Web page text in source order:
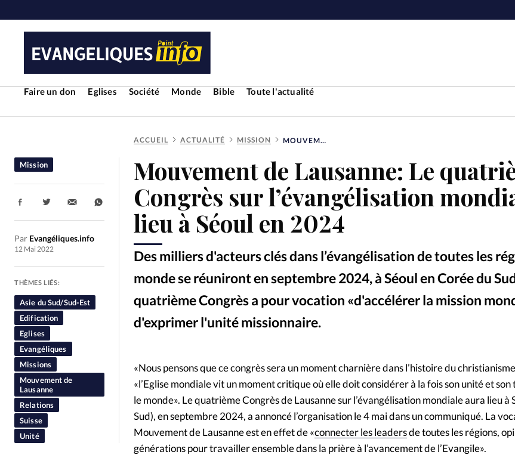
Faire un don Eglises Société Monde Bible
Toute l'actualité
RUBRIQUES
Toute l'actualité Bible
Culture
Economie
Eglises Histoire
Laicité
Liberté religieuse
Mission
Monde
People
Politique Religions Société
Faire
La
Mon
ACCUEIL ACTUALITÉ MISSION MOUVEMENT DE LAUSANNE: LE QUATRIÈME CONGRÈS SUR L’ÉVANGÉLISATION MONDIALE AURA LIEU À SÉOUL EN 2024
Mouvement de Lausanne: Le
Congrès sur l’évangélisation
lieu à Séoul en 2024
Des milliers d'acteurs clés dans l’évangélisation de toutes les
monde se réuniront en septembre 2024, à Séoul en Corée du
quatrième Congrès a pour vocation «d'accélérer la mission
d'exprimer l'unité missionnaire.
Mission
Par Evangéliques.info
12 Mai 2022
Partager:
THÈMES LIÉS:
Asie du Sud/Sud-Est
Edification
Eglises
Evangéliques
Missions
Mouvement de
Lausanne
Relations
Suisse
Unité
«Nous pensons que ce congrès sera un moment charnière dans l’histoire du
«l’Eglise mondiale vit un moment critique où elle doit considérer à la fois son unité et
le monde». Le quatrième Congrès de Lausanne sur l’évangélisation mondiale aura lieu à
Sud), en septembre 2024, a annoncé l’organisation le 4 mai dans un communiqué. La
Mouvement de Lausanne est en effet de «connecter les leadersde toutes les régions,
générations pour travailler ensemble dans la prière à l’avancement de l’Evangile».